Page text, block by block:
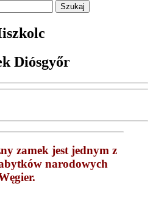
Diósgyőr
zamek jest jednym z
narodowych